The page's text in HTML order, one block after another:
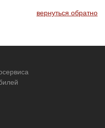
вернуться обратно